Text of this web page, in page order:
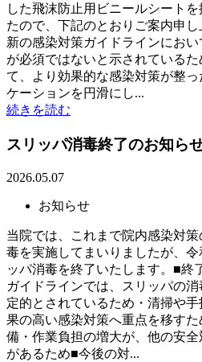
した飛沫防止用ビニールシート
たので、下記のとおりご案内申
新の感染対策ガイドラインにお
が必須ではないと示されている
て、より効果的な感染対策が整
ケーションを円滑にし...
続きを読む
スリッパ消毒終了のお知ら
2026.05.07
お知らせ
当院では、これまで院内感染対
毒を実施してまいりましたが、令
ッパ消毒を終了いたします。■終
ガイドラインでは、スリッパの
定的とされているため・清掃や
果の高い感染対策へ重点を移す
備・作業負担の増大が、他の安
があるため■今後の対...